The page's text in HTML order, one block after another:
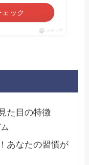
ック
ポチップ
た目の特徴
あなたの習慣が